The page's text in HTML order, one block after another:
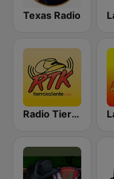
Texas Radio
Radio Tierra Kaliente